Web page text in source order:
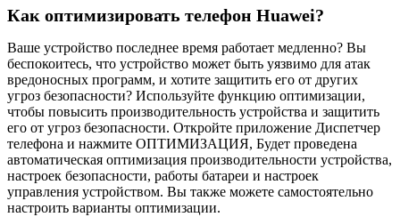
Как оптимизировать телефон Huawei?
Ваше устройство последнее время работает медленно? Вы
беспокоитесь, что устройство может быть уязвимо для атак
вредоносных программ, и хотите защитить его от других
угроз безопасности? Используйте функцию оптимизации,
чтобы повысить производительность устройства и защитить
его от угроз безопасности. Откройте приложение Диспетчер
телефона и нажмите ОПТИМИЗАЦИЯ, Будет проведена
автоматическая оптимизация производительности устройства,
настроек безопасности, работы батареи и настроек
управления устройством. Вы также можете самостоятельно
настроить варианты оптимизации.